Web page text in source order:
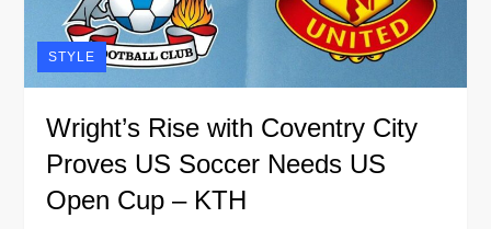
STYLE
Wright’s Rise with Coventry City
Proves US Soccer Needs US
Open Cup – KTH